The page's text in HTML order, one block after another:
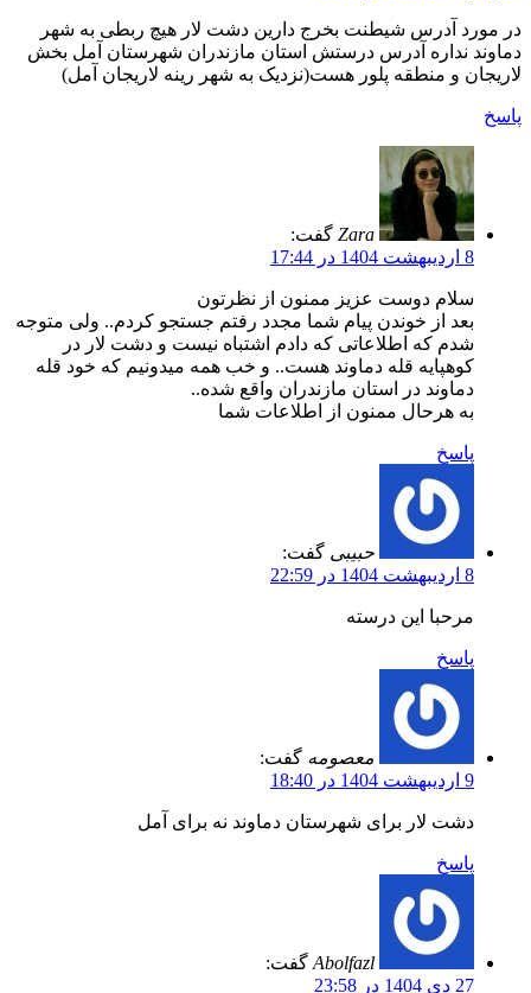
در مورد آدرس شیطنت بخرج دارین دشت لار هیچ ربطی به شهر
دماوند نداره آدرس درستش استان مازندران شهرستان آمل بخش
لاریجان و منطقه پلور هست(نزدیک به شهر رینه لاریجان آمل)
پاسخ
Zara گفت:
8 اردیبهشت 1404 در 17:44
سلام دوست عزیز ممنون از نظرتون
بعد از خوندن پیام شما مجدد رفتم جستجو کردم.. ولی متوجه
شدم که اطلاعاتی که دادم اشتباه نیست و دشت لار در
کوهپایه قله دماوند هست.. و خب همه میدونیم که خود قله
دماوند در استان مازندران واقع شده..
به هرحال ممنون از اطلاعات شما
پاسخ
حبیبی گفت:
8 اردیبهشت 1404 در 22:59
مرحبا این درسته
پاسخ
معصومه گفت:
9 اردیبهشت 1404 در 18:40
دشت لار برای شهرستان دماوند نه برای آمل
پاسخ
Abolfazl گفت:
27 دی 1404 در 23:58